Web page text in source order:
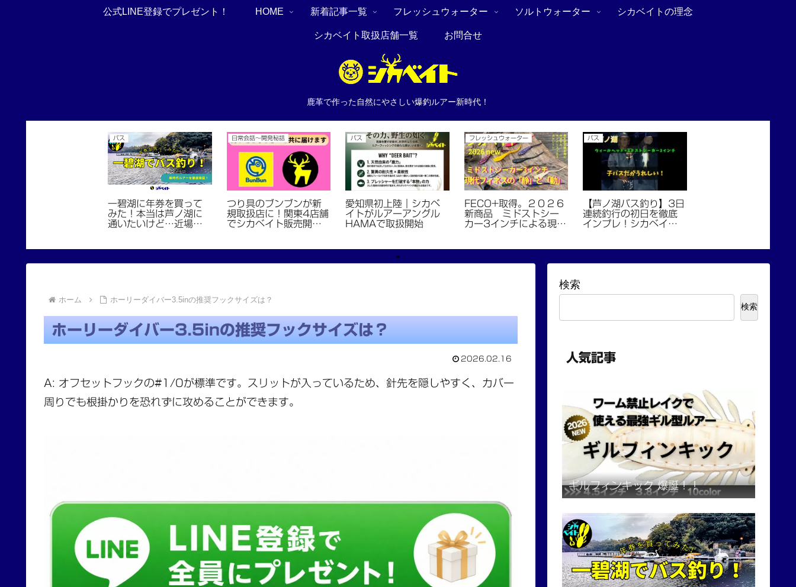
鹿革で作った自然にやさしい爆釣ルアー新時代！
公式LINE登録でプレゼント！ HOME 新着記事一覧 フレッシュウォーター ソルトウォーター シカベイトの理念
シカベイト取扱店舗一覧 お問合せ
バス
一碧湖に年券を買って
みた！本当は芦ノ湖に
通いたいけど…近場で
日常会話〜開発秘話
つり具のブンブンが新
規取扱店に！関東4店舗
でシカベイト販売開始
バス
愛知県初上陸｜シカベ
イトがルアーアングル
HAMAで取扱開始
フレッシュウォーター
FECO+取得。２０２６
新商品 ミドストシー
カー3インチによる現代
バス
【芦ノ湖バス釣り】3日
連続釣行の初日を徹底
インプレ！シカベイト
ホーム ホーリーダイバー3.5inの推奨フックサイズは？
ホーリーダイバー3.5inの推奨フックサイズは？
2026.02.16
A: オフセットフックの#1/0が標準です。スリットが入っているため、針先を隠しやすく、カバー
周りでも根掛かりを恐れずに攻めることができます。
検索
検索
人気記事
ギルフィンキック 爆誕！！